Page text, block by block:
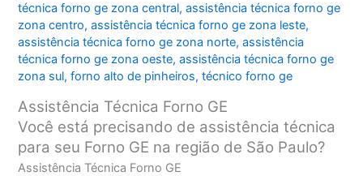
técnica forno ge zona central,assistência técnica forno ge
zona centro,assistência técnica forno ge zona leste,
assistência técnica forno ge zona norte,assistência
técnica forno ge zona oeste,assistência técnica forno ge
zona sul,forno alto de pinheiros,técnico forno ge
Assistência Técnica Forno GE
Você está precisando de assistência técnica
para seu Forno GE na região de São Paulo?
Assistência Técnica Forno GE